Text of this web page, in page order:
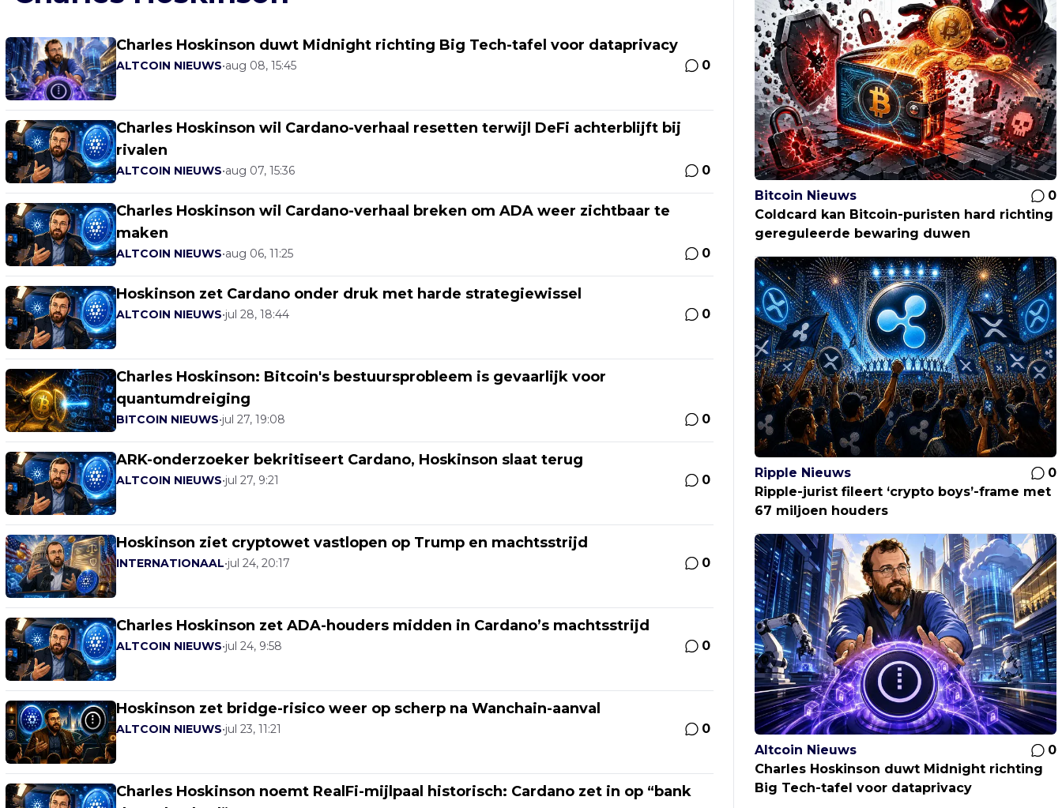
Charles Hoskinson duwt Midnight richting Big Tech-tafel voor dataprivacy
ALTCOIN NIEUWS•aug 08, 15:45 0
Charles Hoskinson wil Cardano-verhaal resetten terwijl DeFi achterblijft bij
rivalen
ALTCOIN NIEUWS•aug 07, 15:36 0
Charles Hoskinson wil Cardano-verhaal breken om ADA weer zichtbaar te
maken
ALTCOIN NIEUWS•aug 06, 11:25 0
Hoskinson zet Cardano onder druk met harde strategiewissel
ALTCOIN NIEUWS•jul 28, 18:44 0
Charles Hoskinson: Bitcoin's bestuursprobleem is gevaarlijk voor
quantumdreiging
BITCOIN NIEUWS•jul 27, 19:08 0
ARK-onderzoeker bekritiseert Cardano, Hoskinson slaat terug
ALTCOIN NIEUWS•jul 27, 9:21 0
Hoskinson ziet cryptowet vastlopen op Trump en machtsstrijd
INTERNATIONAAL•jul 24, 20:17 0
Charles Hoskinson zet ADA-houders midden in Cardano’s machtsstrijd
ALTCOIN NIEUWS•jul 24, 9:58 0
Hoskinson zet bridge-risico weer op scherp na Wanchain-aanval
ALTCOIN NIEUWS•jul 23, 11:21 0
Charles Hoskinson noemt RealFi-mijlpaal historisch: Cardano zet in op “bank
Bitcoin Nieuws
0
Coldcard kan Bitcoin-puristen hard richting
gereguleerde bewaring duwen
Ripple Nieuws
0
Ripple-jurist fileert ‘crypto boys’-frame met
67 miljoen houders
Altcoin Nieuws
0
Charles Hoskinson duwt Midnight richting
Big Tech-tafel voor dataprivacy